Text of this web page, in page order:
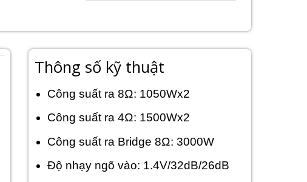
Thông số kỹ thuật
Công suất ra 8Ω: 1050Wx2
Công suất ra 4Ω: 1500Wx2
Công suất ra Bridge 8Ω: 3000W
Độ nhạy ngõ vào: 1.4V/32dB/26dB